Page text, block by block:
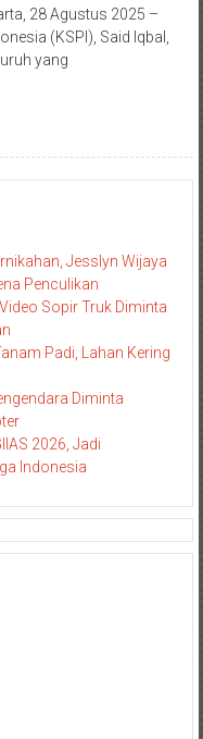
28 Agustus 2025 –
(KSPI), Said Iqbal,
yang
Jesslyn Wijaya
Penculikan
Sopir Truk Diminta
Padi, Lahan Kering
Diminta
2026, Jadi
Indonesia